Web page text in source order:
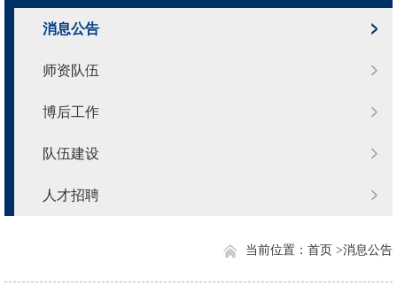
消息公告
师资队伍
博后工作
队伍建设
人才招聘
消息公告
首页 >
当前位置：